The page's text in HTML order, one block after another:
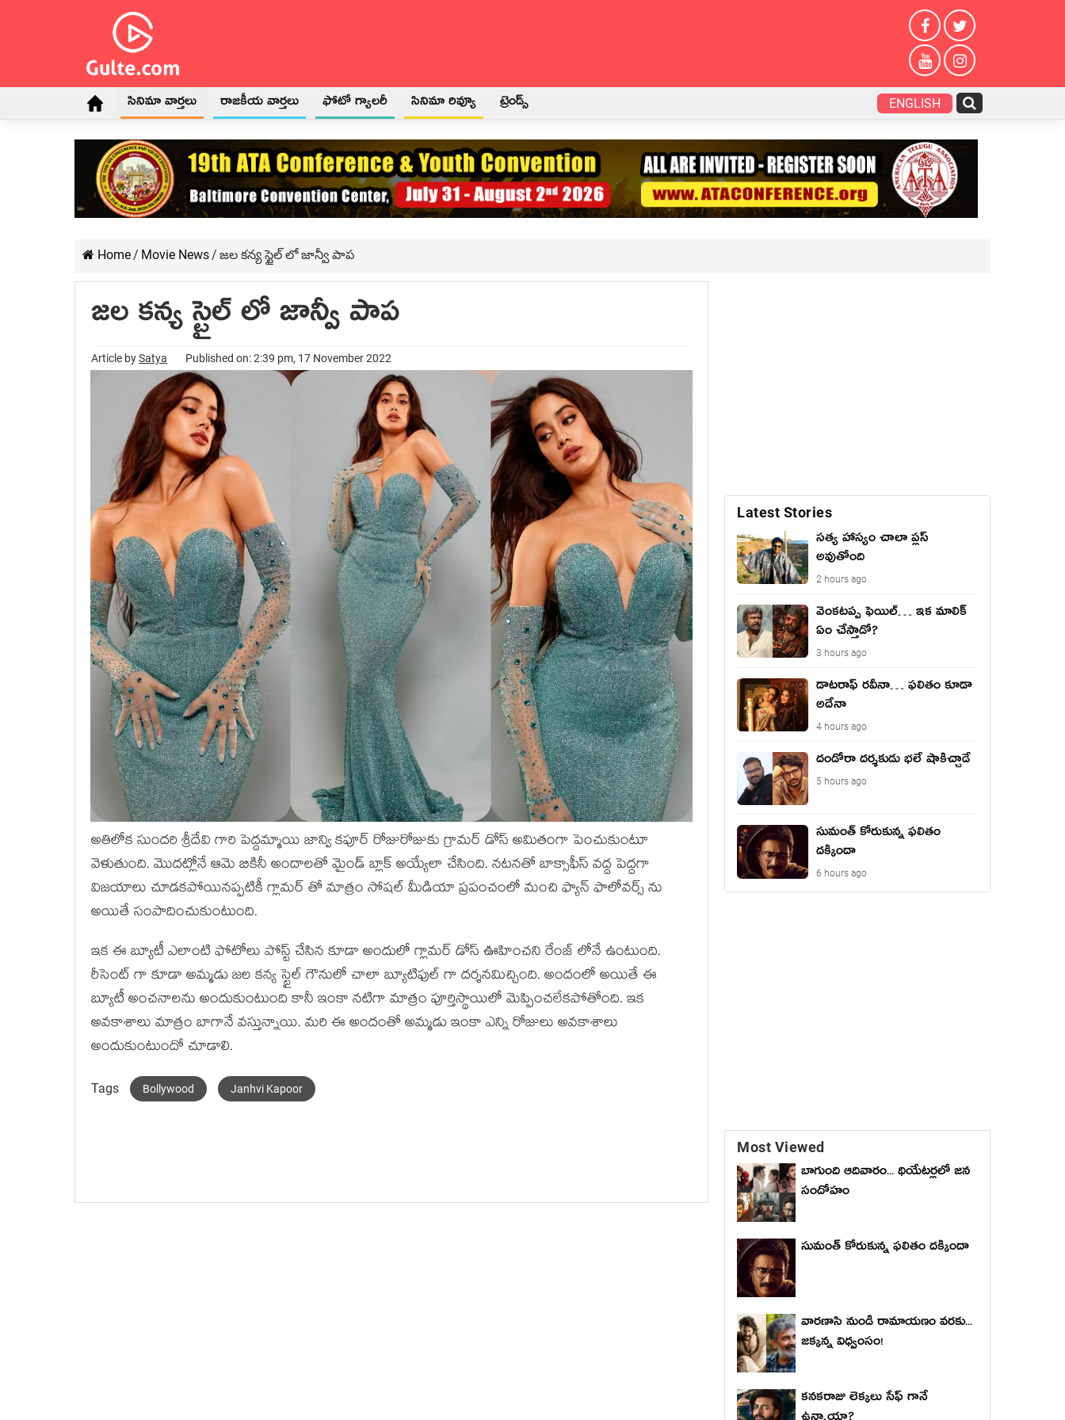
సినిమా వార్తలు రాజకీయ వార్తలు ఫోటో గ్యాలరీ సినిమా రివ్యూ ట్రెండ్స్ ENGLISH
Home / Movie News / జల కన్య స్టైల్ లో జాన్వీ పాప
జల కన్య స్టైల్ లో జాన్వీ పాప
Article bySatya Published on: 2:39 pm, 17 November 2022
అతిలోక సుందరి శ్రీదేవి గారి పెద్దమ్మాయి జాన్వి కపూర్ రోజురోజుకు గ్రామర్ డోస్ అమితంగా పెంచుకుంటూ
వెళుతుంది. మొదట్లోనే ఆమె బికినీ అందాలతో మైండ్ బ్లాక్ అయ్యేలా చేసింది. నటనతో బాక్సాఫీస్ వద్ద పెద్దగా
విజయాలు చూడకపోయినప్పటికీ గ్లామర్ తో మాత్రం సోషల్ మీడియా ప్రపంచంలో మంచి ఫ్యాన్ ఫాలోవర్స్ ను
అయితే సంపాదించుకుంటుంది.
ఇక ఈ బ్యూటీ ఎలాంటి ఫోటోలు పోస్ట్ చేసిన కూడా అందులో గ్లామర్ డోస్ ఊహించని రేంజ్ లోనే ఉంటుంది.
రీసెంట్ గా కూడా అమ్మడు జల కన్య స్టైల్ గౌనులో చాలా బ్యూటిఫుల్ గా దర్శనమిచ్చింది. అందంలో అయితే ఈ
బ్యూటీ అంచనాలను అందుకుంటుంది కానీ ఇంకా నటిగా మాత్రం పూర్తిస్థాయిలో మెప్పించలేకపోతోంది. ఇక
అవకాశాలు మాత్రం బాగానే వస్తున్నాయి. మరి ఈ అందంతో అమ్మడు ఇంకా ఎన్ని రోజులు అవకాశాలు
అందుకుంటుందో చూడాలి.
Tags Bollywood Janhvi Kapoor
Latest Stories
సత్య హాస్యం చాలా ప్లస్
అవుతోంది
2 hours ago
వెంక‌ట‌ప్ప ఫెయిల్… ఇక మాలిక్
ఏం చేస్తాడో?
3 hours ago
డాటరాఫ్ రవీనా… ఫలితం కూడా
అదేనా
4 hours ago
దండోరా దర్శకుడు భలే షాకిచ్చాడే
5 hours ago
సుమంత్ కోరుకున్న ఫలితం
దక్కిందా
6 hours ago
Most Viewed
బాగుంది ఆదివారం... థియేటర్లలో జన
సందోహం
సుమంత్ కోరుకున్న ఫలితం దక్కిందా
వారణాసి నుండి రామాయణం వరకు...
జక్కన్న విధ్వంసం!
కనకరాజు లెక్కలు సేఫ్ గానే